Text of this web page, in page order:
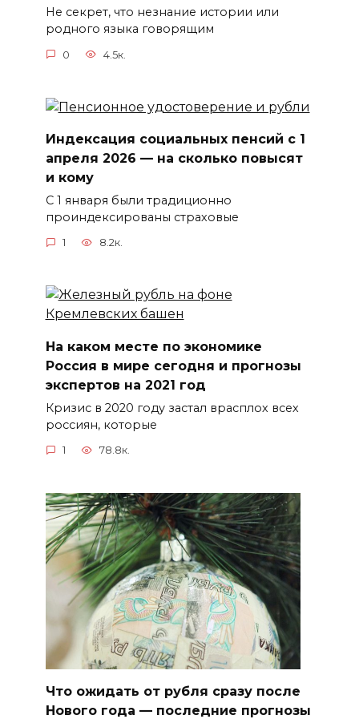
Не секрет, что незнание истории или
родного языка говорящим
0 4.5к.
Индексация социальных пенсий с 1
апреля 2026 — на сколько повысят
и кому
С 1 января были традиционно
проиндексированы страховые
1 8.2к.
На каком месте по экономике
Россия в мире сегодня и прогнозы
экспертов на 2021 год
Кризис в 2020 году застал врасплох всех
россиян, которые
1 78.8к.
Что ожидать от рубля сразу после
Нового года — последние прогнозы